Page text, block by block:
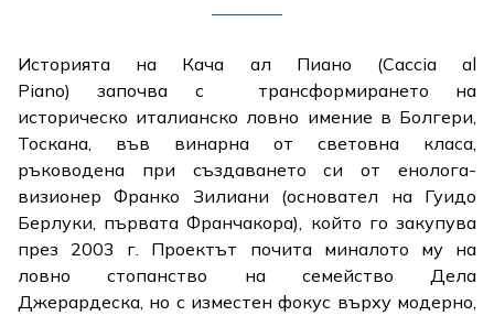
Историята на Кача ал Пиано (Caccia al
Piano) започва с трансформирането на
историческо италианско ловно имение в Болгери,
Тоскана, във винарна от световна класа,
ръководена при създаването си от енолога-
визионер Франко Зилиани (основател на Гуидо
Берлуки, първата Франчакора), който го закупува
през 2003 г. Проектът почита миналото му на
ловно стопанство на семейство Дела
Джерардеска, но с изместен фокус върху модерно,